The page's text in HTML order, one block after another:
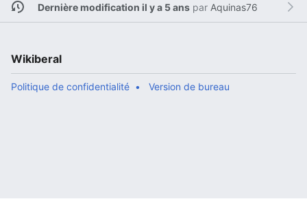
Dernière modification il y a 5 anspar Aquinas76
Wikiberal
Politique de confidentialité Version de bureau